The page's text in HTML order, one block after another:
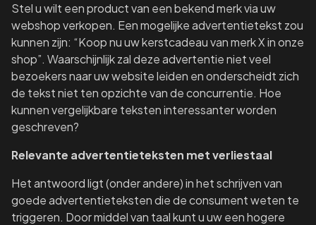
Stel u wilt een product van een bekend merk via uw
webshop verkopen. Een mogelijke advertentietekst zou
kunnen zijn: “Koop nu uw kerstcadeau van merk X in onze
shop”. Waarschijnlijk zal deze advertentie niet veel
bezoekers naar uw website leiden en onderscheidt zich
de tekst niet ten opzichte van de concurrentie. Hoe
kunnen vergelijkbare teksten interessanter worden
geschreven?
Relevante advertentieteksten met verliestaal
Het antwoord ligt (onder andere) in het schrijven van
goede advertentieteksten die de consument weten te
triggeren. Door middel van taal kunt u uw een hogere